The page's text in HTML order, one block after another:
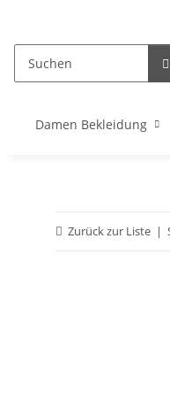
Damen Bekleidung
Zurück zur Liste